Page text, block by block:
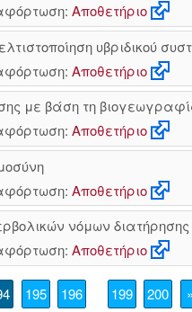
Αποθετήριο
υβριδικού
Αποθετήριο
με βάση τη
Αποθετήριο
Αποθετήριο
νόμων
Αποθετήριο
195 196 199 200 »